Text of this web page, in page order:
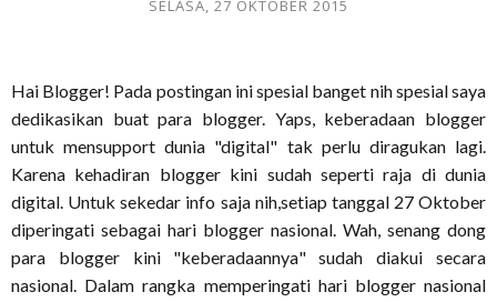
SELASA, 27 OKTOBER 2015
Hai Blogger! Pada postingan ini spesial banget nih spesial saya
dedikasikan buat para blogger. Yaps, keberadaan blogger
untuk mensupport dunia "digital" tak perlu diragukan lagi.
Karena kehadiran blogger kini sudah seperti raja di dunia
digital. Untuk sekedar info saja nih,setiap tanggal 27 Oktober
diperingati sebagai hari blogger nasional. Wah, senang dong
para blogger kini "keberadaannya" sudah diakui secara
nasional. Dalam rangka memperingati hari blogger nasional